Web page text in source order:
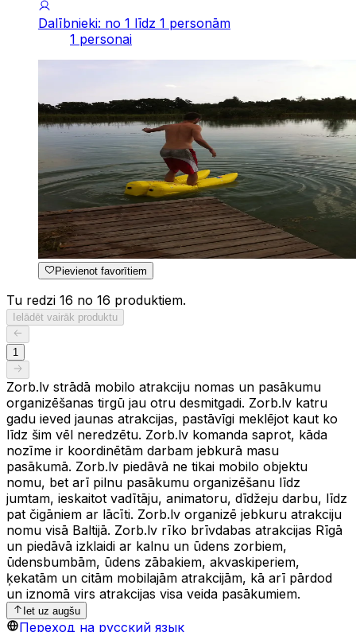
Dalībnieki: no 1 līdz 1 personām
1 personai
Pievienot favorītiem
Tu redzi 16 no 16 produktiem.
Ielādēt vairāk produktu
1
Zorb.lv strādā mobilo atrakciju nomas un pasākumu
organizēšanas tirgū jau otru desmitgadi. Zorb.lv katru
gadu ieved jaunas atrakcijas, pastāvīgi meklējot kaut ko
līdz šim vēl neredzētu. Zorb.lv komanda saprot, kāda
nozīme ir koordinētām darbam jebkurā masu
pasākumā. Zorb.lv piedāvā ne tikai mobilo objektu
nomu, bet arī pilnu pasākumu organizēšanu līdz
jumtam, ieskaitot vadītāju, animatoru, dīdžeju darbu, līdz
pat čigāniem ar lācīti. Zorb.lv organizē jebkuru atrakciju
nomu visā Baltijā. Zorb.lv rīko brīvdabas atrakcijas Rīgā
un piedāvā izklaidi ar kalnu un ūdens zorbiem,
ūdensbumbām, ūdens zābakiem, akvaskiperiem,
ķekatām un citām mobilajām atrakcijām, kā arī pārdod
un iznomā virs atrakcijas visa veida pasākumiem.
Iet uz augšu
Переход на русский язык